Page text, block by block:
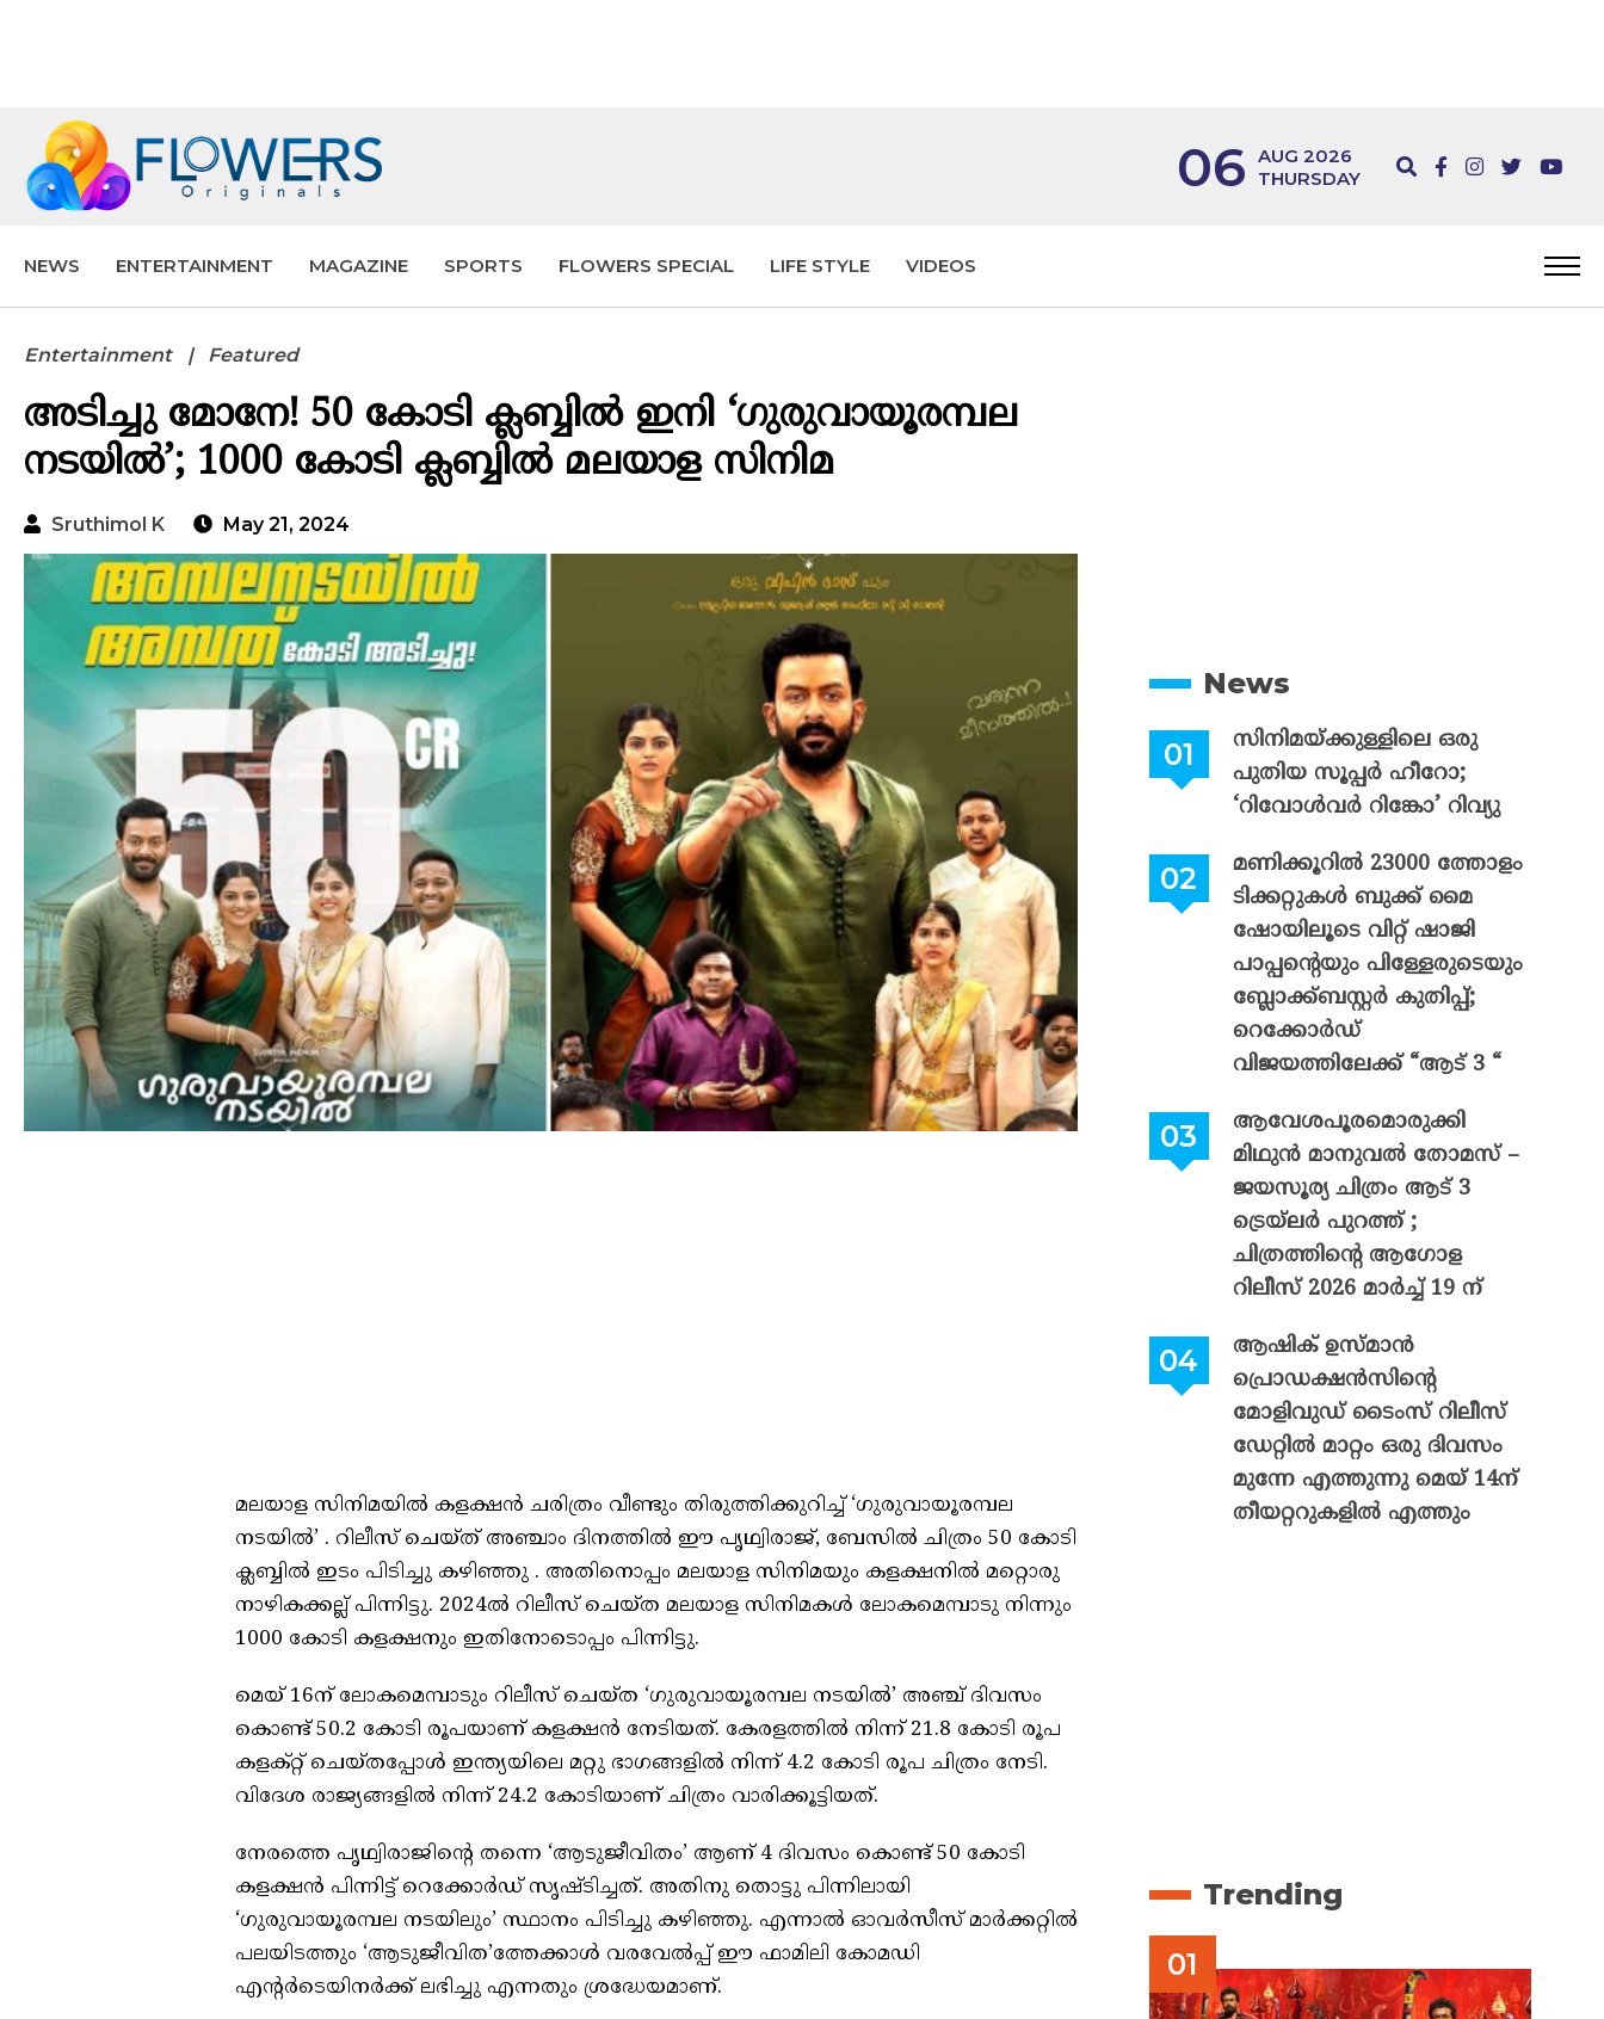
06 AUG 2026
THURSDAY
NEWS ENTERTAINMENT MAGAZINE SPORTS FLOWERS SPECIAL LIFE STYLE VIDEOS
Entertainment Featured
അടിച്ചു മോനേ! 50 കോടി ക്ലബ്ബിൽ ഇനി ‘ഗുരുവായൂരമ്പല
നടയിൽ’; 1000 കോടി ക്ലബ്ബിൽ മലയാള സിനിമ
Sruthimol K May 21, 2024
മലയാള സിനിമയിൽ കളക്ഷൻ ചരിത്രം വീണ്ടും തിരുത്തിക്കുറിച്ച് ‘ഗുരുവായൂരമ്പല
നടയിൽ’ . റിലീസ് ചെയ്‌ത്‌ അഞ്ചാം ദിനത്തിൽ ഈ പൃഥ്വിരാജ്, ബേസിൽ ചിത്രം 50 കോടി
ക്ലബ്ബിൽ ഇടം പിടിച്ചു കഴിഞ്ഞു . അതിനൊപ്പം മലയാള സിനിമയും കളക്ഷനിൽ മറ്റൊരു
നാഴികക്കല്ല് പിന്നിട്ടു. 2024ൽ റിലീസ് ചെയ്‌ത മലയാള സിനിമകൾ ലോകമെമ്പാടു നിന്നും
1000 കോടി കളക്ഷനും ഇതിനോടൊപ്പം പിന്നിട്ടു.
മെയ് 16ന് ലോകമെമ്പാടും റിലീസ് ചെയ്‌ത ‘ഗുരുവായൂരമ്പല നടയിൽ’ അഞ്ച് ദിവസം
കൊണ്ട് 50.2 കോടി രൂപയാണ് കളക്ഷൻ നേടിയത്. കേരളത്തിൽ നിന്ന് 21.8 കോടി രൂപ
കളക്റ്റ് ചെയ്തപ്പോൾ ഇന്ത്യയിലെ മറ്റു ഭാഗങ്ങളിൽ നിന്ന് 4.2 കോടി രൂപ ചിത്രം നേടി.
വിദേശ രാജ്യങ്ങളിൽ നിന്ന് 24.2 കോടിയാണ് ചിത്രം വാരിക്കൂട്ടിയത്.
നേരത്തെ പൃഥ്വിരാജിൻ്റെ തന്നെ ‘ആടുജീവിതം’ ആണ് 4 ദിവസം കൊണ്ട് 50 കോടി
കളക്ഷൻ പിന്നിട്ട് റെക്കോർഡ് സൃഷ്ടിച്ചത്. അതിനു തൊട്ടു പിന്നിലായി
‘ഗുരുവായൂരമ്പല നടയിലും’ സ്ഥാനം പിടിച്ചു കഴിഞ്ഞു. എന്നാൽ ഓവർസീസ് മാർക്കറ്റിൽ
പലയിടത്തും ‘ആടുജീവിത’ത്തേക്കാൾ വരവേൽപ്പ് ഈ ഫാമിലി കോമഡി
എന്റർടെയിനർക്ക് ലഭിച്ചു എന്നതും ശ്രദ്ധേയമാണ്.
News
സിനിമയ്ക്കുള്ളിലെ ഒരു
പുതിയ സൂപ്പർ ഹീറോ;
‘റിവോൾവർ റിങ്കോ’ റിവ്യു
മണിക്കൂറിൽ 23000 ത്തോളം
ടിക്കറ്റുകൾ ബുക്ക് മൈ
ഷോയിലൂടെ വിറ്റ് ഷാജി
പാപ്പന്റെയും പിള്ളേരുടെയും
ബ്ലോക്ക്ബസ്റ്റർ കുതിപ്പ്;
റെക്കോർഡ്
വിജയത്തിലേക്ക് “ആട് 3 “
ആവേശപൂരമൊരുക്കി
മിഥുൻ മാനുവൽ തോമസ് –
ജയസൂര്യ ചിത്രം ആട് 3
ട്രെയ്‌ലർ പുറത്ത് ;
ചിത്രത്തിന്റെ ആഗോള
റിലീസ് 2026 മാർച്ച് 19 ന്
ആഷിക് ഉസ്മാൻ
പ്രൊഡക്ഷൻസിന്റെ
മോളിവുഡ് ടൈംസ് റിലീസ്
ഡേറ്റിൽ മാറ്റം ഒരു ദിവസം
മുന്നേ എത്തുന്നു മെയ് 14ന്
തീയറ്ററുകളിൽ എത്തും
Trending